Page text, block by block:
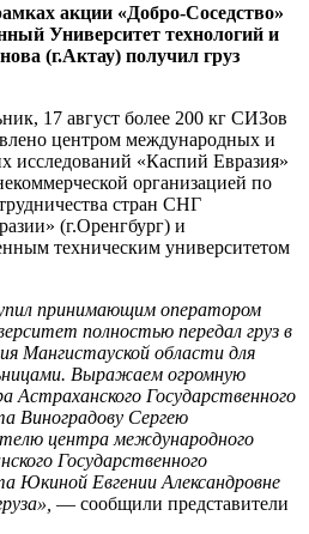
акции «Добро-Соседство»
Университет технологий и
(г.Актау) получил груз
17 август более 200 кг СИЗов
центром международных и
исследований «Каспий Евразия»
организацией по
стран СНГ
(г.Оренгбург) и
техническим университетом
принимающим оператором
полностью передал груз в
Мангистауской области для
Выражаем огромную
Астраханского Государственного
Виноградову Сергею
центра международного
Государственного
Юкиной Евгении Александровне
— сообщили представители